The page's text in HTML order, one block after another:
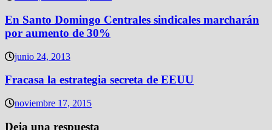
En Santo Domingo Centrales sindicales marcharán
por aumento de 30%
junio 24, 2013
Fracasa la estrategia secreta de EEUU
noviembre 17, 2015
Deja una respuesta